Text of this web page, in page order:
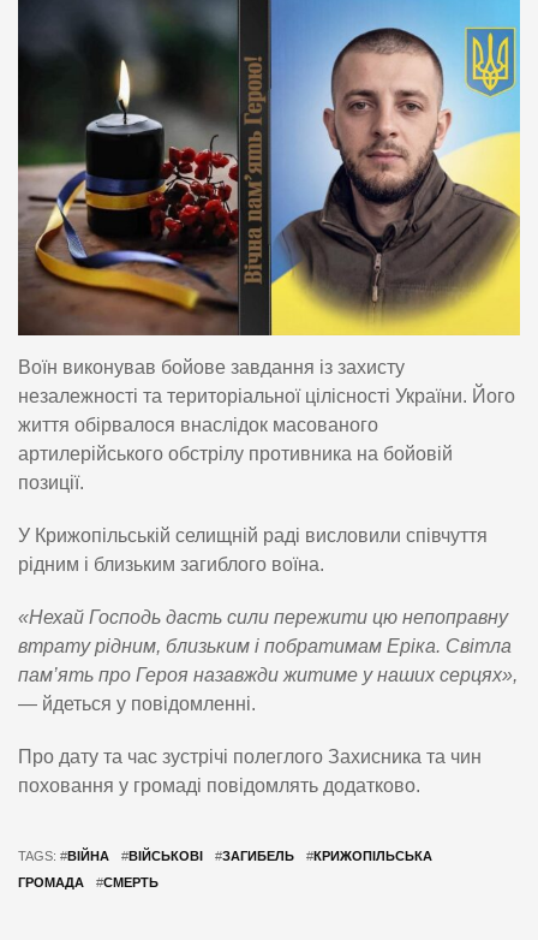
Воїн виконував бойове завдання із захисту
незалежності та територіальної цілісності України. Його
життя обірвалося внаслідок масованого
артилерійського обстрілу противника на бойовій
позиції.
У Крижопільській селищній раді висловили співчуття
рідним і близьким загиблого воїна.
«Нехай Господь дасть сили пережити цю непоправну
втрату рідним, близьким і побратимам Еріка. Світла
пам’ять про Героя назавжди житиме у наших серцях»,
— йдеться у повідомленні.
Про дату та час зустрічі полеглого Захисника та чин
поховання у громаді повідомлять додатково.
TAGS: #ВІЙНА #ВІЙСЬКОВІ #ЗАГИБЕЛЬ #КРИЖОПІЛЬСЬКА
ГРОМАДА
#СМЕРТЬ